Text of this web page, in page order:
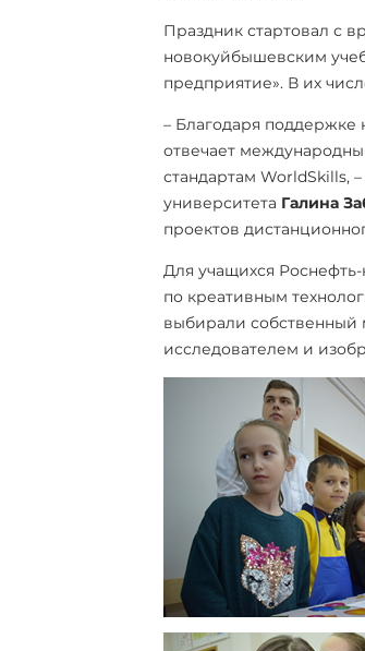
Праздник стартовал с
новокуйбышевским
предприятие». В их
– Благодаря поддержке
отвечает
стандартам WorldSkills,
университета Галина
проектов
Для учащихся
по креативным
выбирали собственный
исследователем и